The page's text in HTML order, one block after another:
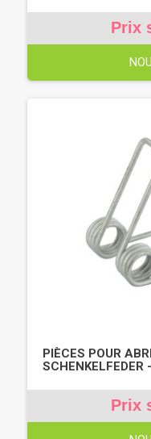
Prix
PIÈCES POUR
Prix